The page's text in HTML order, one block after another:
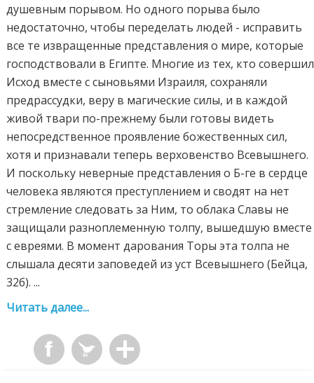
душевным порывом. Но одного порыва было
недостаточно, чтобы переделать людей - исправить
все те извращенные представления о мире, которые
господствовали в Египте. Многие из тех, кто совершил
Исход вместе с сыновьями Израиля, сохраняли
предрассудки, веру в магические силы, и в каждой
живой твари по-прежнему были готовы видеть
непосредственное проявление божественных сил,
хотя и признавали теперь верховенство Всевышнего.
И поскольку неверные представления о Б-ге в сердце
человека являются преступлением и сводят на нет
стремление следовать за Ним, то облака Славы не
защищали разноплеменную толпу, вышедшую вместе
с евреями. В момент дарования Торы эта толпа не
слышала десяти заповедей из уст Всевышнего (Бейца,
32б). ...
Читать далее...